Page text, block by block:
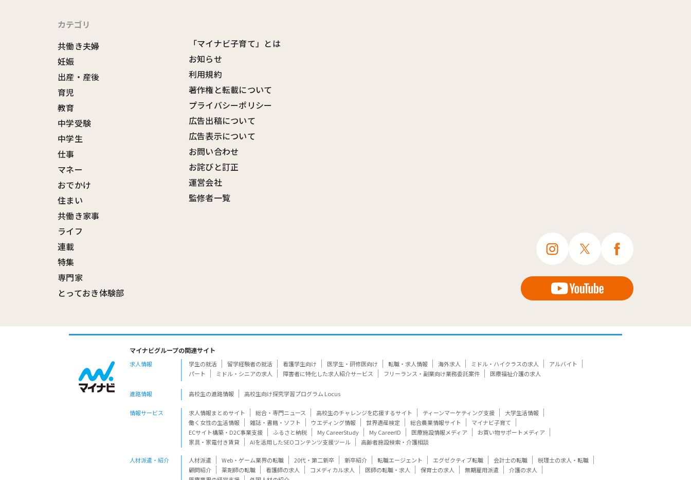
カテゴリ
共働き夫婦
妊娠
出産・産後
育児
教育
中学受験
中学生
仕事
マネー
おでかけ
住まい
共働き家事
ライフ
連載
特集
専門家
とっておき体験部
「マイナビ子育て」とは
お知らせ
利用規約
著作権と転載について
プライバシーポリシー
広告出稿について
広告表示について
お問い合わせ
お詫びと訂正
運営会社
監修者一覧
マイナビグループの関連サイト
求人情報 学生の就活 留学経験者の就活 看護学生向け 医学生・研修医向け 転職・求人情報 海外求人 ミドル・ハイクラスの求人
アルバイト
パート
ミドル・シニアの求人 障害者に特化した求人紹介サービス フリーランス・副業向け業務委託案件 医療福祉介護の求人
進路情報 高校生の進路情報 高校生向け探究学習プログラム Locus
情報サービス 求人情報まとめサイト 総合・専門ニュース 高校生のチャレンジを応援するサイト ティーンマーケティング支援
大学生活情報
働く女性の生活情報
雑誌・書籍・ソフト ウエディング情報 世界遺産検定 総合農業情報サイト
マイナビ子育て
ECサイト構築・D2C事業支援
ふるさと納税 My CareerStudy My CareerID 医療施設情報メディア
お買い物サポートメディア
家具・家電付き賃貸
AIを活用したSEOコンテンツ支援ツール 高齢者施設検索・介護相談
人材派遣・紹介 人材派遣 Web・ゲーム業界の転職 20代・第二新卒 新卒紹介 転職エージェント エグゼクティブ転職 会計士の転職
税理士の求人・転職
顧問紹介
薬剤師の転職 看護師の求人 コメディカル求人 医師の転職・求人 保育士の求人 無期雇用派遣
介護の求人